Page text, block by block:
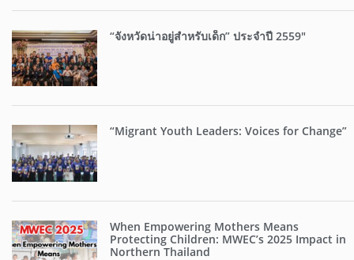
“จังหวัดน่าอยู่สำหรับเด็ก” ประจำปี 2559″
“Migrant Youth Leaders: Voices for Change”
When Empowering Mothers Means
Protecting Children: MWEC’s 2025 Impact in
Northern Thailand